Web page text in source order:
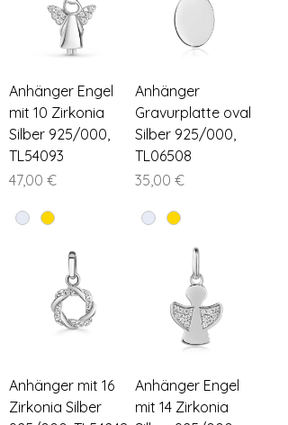
Anhänger Engel
mit 10 Zirkonia
Silber 925/000,
TL54093
Preis
47,00 €
Anhänger
Gravurplatte oval
Silber 925/000,
TL06508
Preis
35,00 €
Anhänger mit 16
Zirkonia Silber
Anhänger Engel
mit 14 Zirkonia